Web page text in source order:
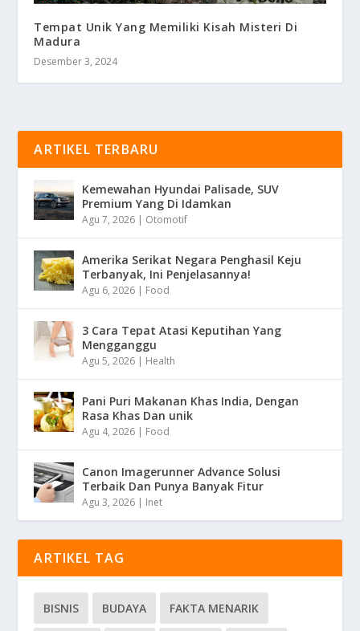
Tempat Unik Yang Memiliki Kisah Misteri Di
Madura
Desember 3, 2024
ARTIKEL TERBARU
Kemewahan Hyundai Palisade, SUV
Premium Yang Di Idamkan
Agu 7, 2026 | Otomotif
Amerika Serikat Negara Penghasil Keju
Terbanyak, Ini Penjelasannya!
Agu 6, 2026 | Food
3 Cara Tepat Atasi Keputihan Yang
Mengganggu
Agu 5, 2026 | Health
Pani Puri Makanan Khas India, Dengan
Rasa Khas Dan unik
Agu 4, 2026 | Food
Canon Imagerunner Advance Solusi
Terbaik Dan Punya Banyak Fitur
Agu 3, 2026 | Inet
ARTIKEL TAG
BISNIS BUDAYA FAKTA MENARIK